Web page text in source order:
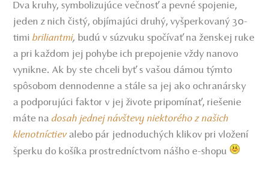
Dva kruhy, symbolizujúce večnosť a pevné spojenie,
jeden z nich čistý, objímajúci druhý, vyšperkovaný 30-
timi briliantmi,budú v súzvuku spočívať na ženskej ruke
a pri každom jej pohybe ich prepojenie vždy nanovo
vynikne. Ak by ste chceli byť s vašou dámou týmto
spôsobom dennodenne a stále sa jej ako ochranársky
a podporujúci faktor v jej živote pripomínať, riešenie
máte na dosah jednej návštevy niektorého z našich
klenotníctievalebo pár jednoduchých klikov pri vložení
šperku do košíka prostredníctvom nášho e-shopu